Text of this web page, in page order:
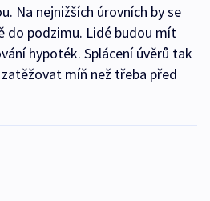
Na nejnižších úrovních by se
do podzimu. Lidé budou mít
hypoték. Splácení úvěrů tak
míň než třeba před